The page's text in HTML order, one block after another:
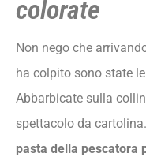
colorate
Non nego che
ha colpito sono state
Abbarbicate sulla
spettacolo da
pasta della pescatora